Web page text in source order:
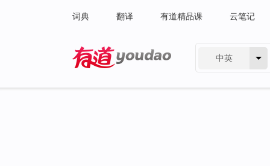
词典 翻译 有道精品课 云笔记
中英